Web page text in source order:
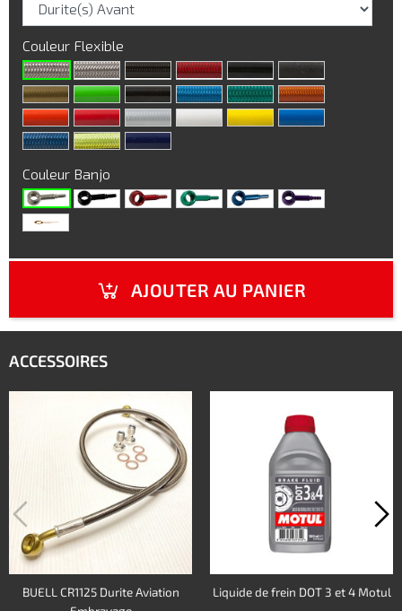
Couleur Flexible
Couleur Banjo
AJOUTER AU PANIER
ACCESSOIRES
BUELL CR1125 Durite Aviation
Liquide de frein DOT 3 et 4 Motul